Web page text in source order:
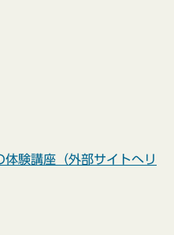
験講座（外部サイトへリ